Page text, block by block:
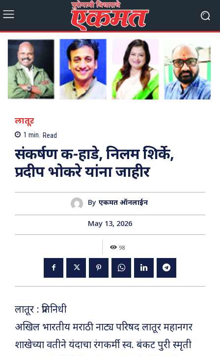
लातूर
1 min. Read
संकर्षण क-हाडे, निलम शिर्के,
प्रदीप भोकरे यांना जाहीर
By एकमत ऑनलाईन
May 13, 2026
98
लातूर : प्रतिनिधी
अखिल भारतीय मराठी नाट्य परिषद लातूर महानगर
शाखेच्या वतीने यंदाचा रंगकर्मी स्व. बंकट पुरी स्मृती